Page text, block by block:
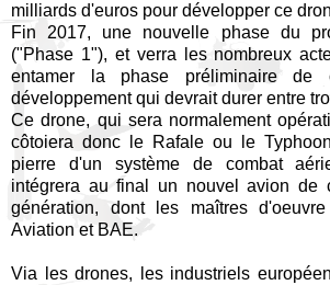
milliards d'euros pour développer ce
Fin 2017, une nouvelle phase du
("Phase 1"), et verra les nombreux
entamer la phase préliminaire de
développement qui devrait durer entre
Ce drone, qui sera normalement
côtoiera donc le Rafale ou le
pierre d'un système de combat
intégrera au final un nouvel avion de
génération, dont les maîtres
Aviation et BAE.
Via les drones, les industriels